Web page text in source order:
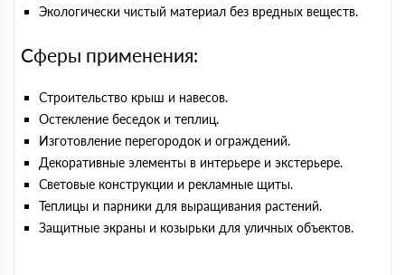
Экологически чистый материал без вредных веществ.
Сферы применения:
Строительство крыш и навесов.
Остекление беседок и теплиц.
Изготовление перегородок и ограждений.
Декоративные элементы в интерьере и экстерьере.
Световые конструкции и рекламные щиты.
Теплицы и парники для выращивания растений.
Защитные экраны и козырьки для уличных объектов.